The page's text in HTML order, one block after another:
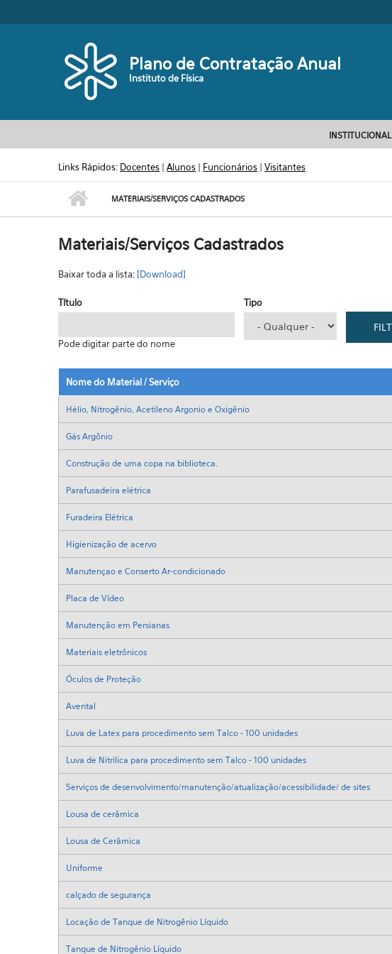
Plano de Contratação Anual
Instituto de Física
INSTITUCIONAL
Links Rápidos: Docentes |Alunos | Funcionários |Visitantes
MATERIAIS/SERVIÇOS CADASTRADOS
Materiais/Serviços Cadastrados
Baixar toda a lista: [Download]
Título
Pode digitar parte do nome
Tipo
Nome do Material / Serviço
Hélio, Nitrogênio, Acetileno Argonio e Oxigênio
Gás Argônio
Construção de uma copa na biblioteca.
Parafusadeira elétrica
Furadeira Elétrica
Higienização de acervo
Manutençao e Conserto Ar-condicionado
Placa de Vídeo
Manutenção em Persianas
Materiais eletrônicos
Óculos de Proteção
Avental
Luva de Latex para procedimento sem Talco - 100 unidades
Luva de Nitrilica para procedimento sem Talco - 100 unidades
Serviços de desenvolvimento/manutenção/atualização/acessibilidade/ de sites
Lousa de cerâmica
Lousa de Cerâmica
Uniforme
calçado de segurança
Locação de Tanque de Nitrogênio Líquido
Tanque de Nitrogênio Líquido